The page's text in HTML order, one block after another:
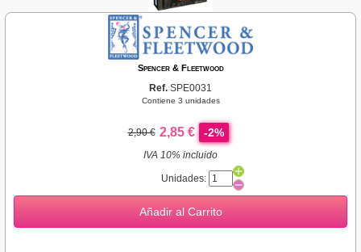
Spencer & Fleetwood
Ref. SPE0031
Contiene 3 unidades
2,90 € 2,85 € -2%
IVA 10% incluido
Unidades:
Añadir al Carrito